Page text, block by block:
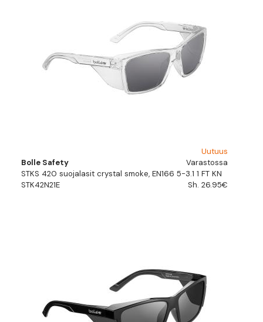
Uutuus
Bolle Safety
Varastossa
STKS 420 suojalasit crystal smoke, EN166 5-3.1 1 FT KN
STK42N21E
Sh. 26.95€